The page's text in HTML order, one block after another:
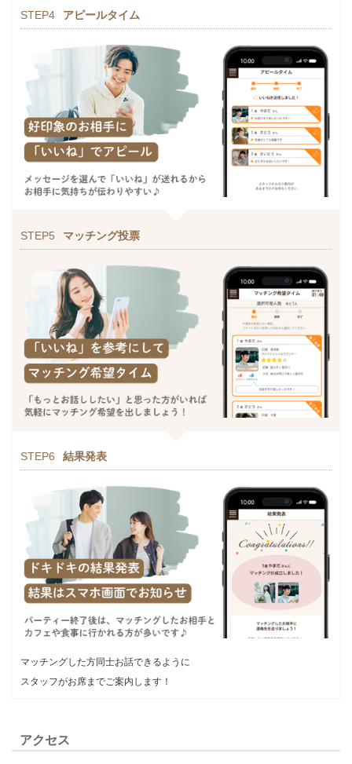
STEP4 アピールタイム
STEP5 マッチング投票
STEP6 結果発表
マッチングした方同士お話できるように
スタッフがお席までご案内します！
アクセス